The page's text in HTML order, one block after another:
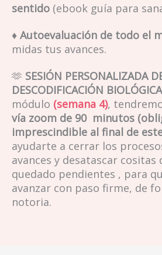
sentido (ebook guía para
♦ Autoevaluación de todo el
midas tus avances.
🫶 SESIÓN PERSONALIZADA
DESCODIFICACIÓN BIOLÓGICA
módulo (semana 4),
vía zoom de 90 minutos
imprescindible al final de
ayudarte a cerrar los
avances y desatascar cositas
quedado pendientes , para
avanzar con paso firme, de
notoria.